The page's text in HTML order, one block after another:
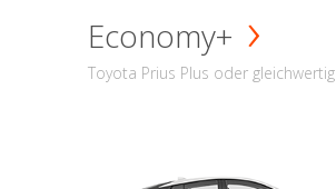
Economy+
Toyota Prius Plus oder gleichwertig